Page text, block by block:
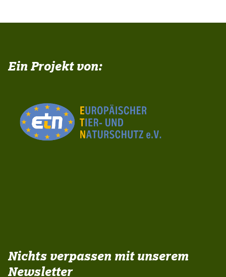
Ein Projekt von:
Nichts verpassen mit unserem
Newsletter